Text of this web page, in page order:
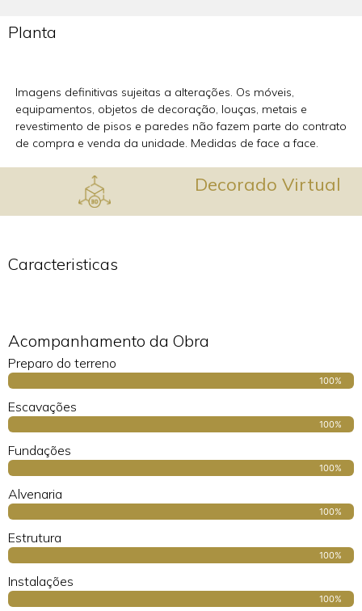
Planta
Imagens definitivas sujeitas a alterações. Os móveis,
equipamentos, objetos de decoração, louças, metais e
revestimento de pisos e paredes não fazem parte do contrato
de compra e venda da unidade. Medidas de face a face.
Decorado Virtual
Caracteristicas
Acompanhamento da Obra
Preparo do terreno
100%
Escavações
100%
Fundações
100%
Alvenaria
100%
Estrutura
100%
Instalações
100%